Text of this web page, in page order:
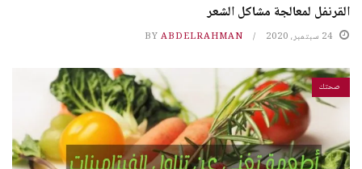
القرنفل لمعالجة مشاكل الشعر
24 سبتمبر، 2020 BY ABDELRAHMAN
صحتك